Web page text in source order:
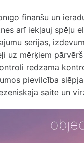
finanšu un
arī iekļauj spēļu
sērijas,
uz mērķiem
redzamā
pievilcība
saitē un